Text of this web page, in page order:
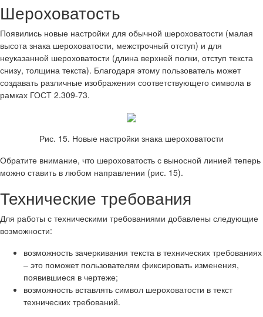
Шероховатость
Появились новые настройки для обычной шероховатости (малая
высота знака шероховатости, межстрочный отступ) и для
неуказанной шероховатости (длина верхней полки, отступ текста
снизу, толщина текста). Благодаря этому пользователь может
создавать различные изображения соответствующего символа в
рамках ГОСТ 2.309-73.
Рис. 15. Новые настройки знака шероховатости
Обратите внимание, что шероховатость с выносной линией теперь
можно ставить в любом направлении (рис. 15).
Технические требования
Для работы с техническими требованиями добавлены следующие
возможности:
возможность зачеркивания текста в технических требованиях
– это поможет пользователям фиксировать изменения,
появившиеся в чертеже;
возможность вставлять символ шероховатости в текст
технических требований.